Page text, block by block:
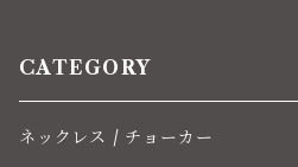
CATEGORY
ネックレス / チョーカー